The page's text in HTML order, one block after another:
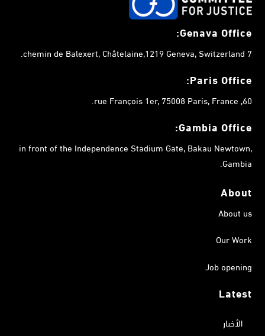
Genava Office:
7 chemin de Balexert, Châtelaine,1219 Geneva, Switzerland.
Paris Office:
60, rue François 1er, 75008 Paris, France.
Gambia Office:
in front of the Independence Stadium Gate, Bakau Newtown,
Gambia.
About
About us
Our Work
Job opening
Latest
الأخبار